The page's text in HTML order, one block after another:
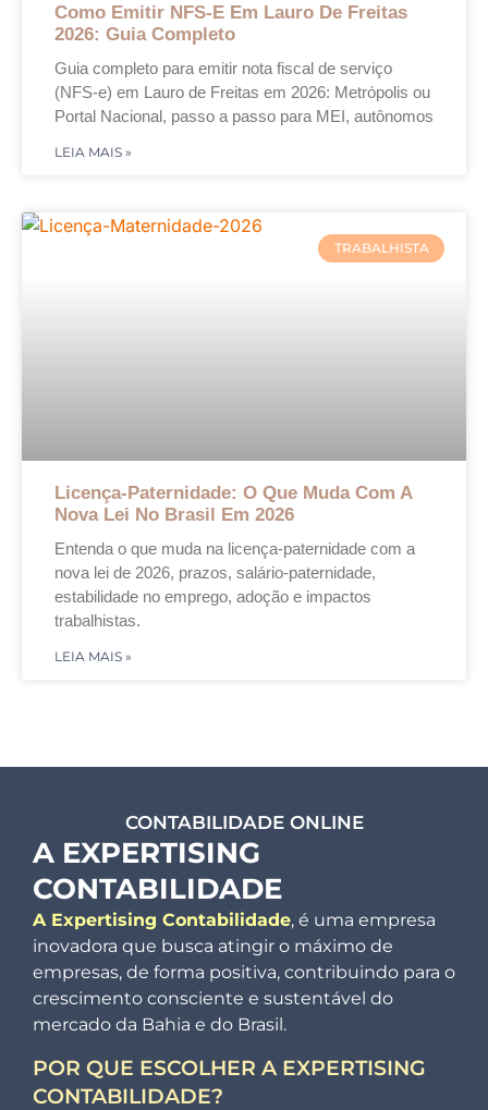
Como Emitir NFS-E Em Lauro De Freitas
2026: Guia Completo
Guia completo para emitir nota fiscal de serviço
(NFS-e) em Lauro de Freitas em 2026: Metrópolis ou
Portal Nacional, passo a passo para MEI, autônomos
LEIA MAIS »
TRABALHISTA
Licença-Paternidade: O Que Muda Com A
Nova Lei No Brasil Em 2026
Entenda o que muda na licença-paternidade com a
nova lei de 2026, prazos, salário-paternidade,
estabilidade no emprego, adoção e impactos
trabalhistas.
LEIA MAIS »
CONTABILIDADE ONLINE
A EXPERTISING
CONTABILIDADE
A Expertising Contabilidade, é uma empresa
inovadora que busca atingir o máximo de
empresas, de forma positiva, contribuindo para o
crescimento consciente e sustentável do
mercado da Bahia e do Brasil.
POR QUE ESCOLHER A EXPERTISING
CONTABILIDADE?